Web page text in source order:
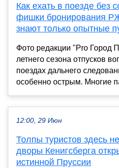
Как ехать в поезде без
фишки бронирования
знают только опытные
Фото редакции "Pro Город
летнего сезона отпусков
поездах дальнего
особенно острым. Многие
12:00, 29 Июн
Толпы туристов здесь
дворы Кенигсберга
истинной Пруссии